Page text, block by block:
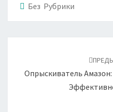
Без Рубрики
записям
Опрыскиватель